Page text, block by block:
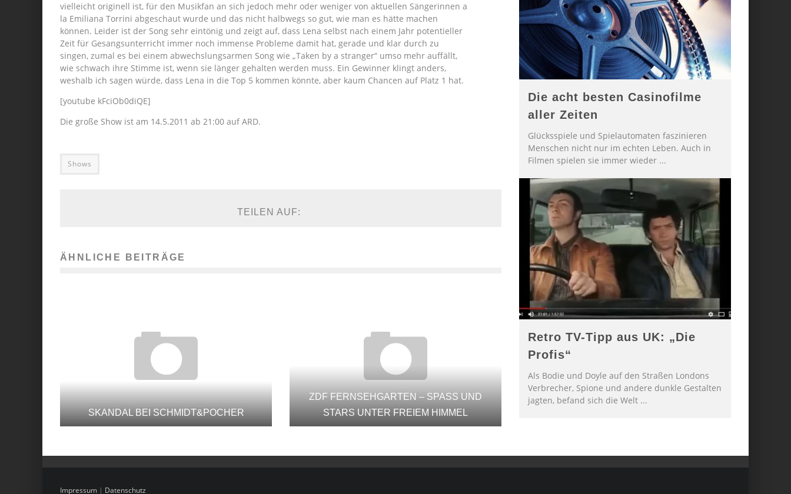
vielleicht originell ist, für den Musikfan an sich jedoch mehr oder weniger von aktuellen Sängerinnen a
la Emiliana Torrini abgeschaut wurde und das nicht halbwegs so gut, wie man es hätte machen
können. Leider ist der Song sehr eintönig und zeigt auf, dass Lena selbst nach einem Jahr potentieller
Zeit für Gesangsunterricht immer noch immense Probleme damit hat, gerade und klar durch zu
singen, zumal es bei einem abwechslungsarmen Song wie „Taken by a stranger“ umso mehr auffällt,
wie schwach ihre Stimme ist, wenn sie länger gehalten werden muss. Ein Gewinner klingt anders,
weshalb ich sagen würde, dass Lena in die Top 5 kommen könnte, aber kaum Chancen auf Platz 1 hat.
[youtube kFciOb0diQE]
Die große Show ist am 14.5.2011 ab 21:00 auf ARD.
Shows
TEILEN AUF:
ÄHNLICHE BEITRÄGE
SKANDAL BEI SCHMIDT&POCHER
ZDF FERNSEHGARTEN – SPASS UND
STARS UNTER FREIEM HIMMEL
Die acht besten Casinofilme
aller Zeiten
Glücksspiele und Spielautomaten faszinieren
Menschen nicht nur im echten Leben. Auch in
Filmen spielen sie immer wieder ...
Retro TV-Tipp aus UK: „Die
Profis“
Als Bodie und Doyle auf den Straßen Londons
Verbrecher, Spione und andere dunkle Gestalten
jagten, befand sich die Welt ...
Impressum | Datenschutz